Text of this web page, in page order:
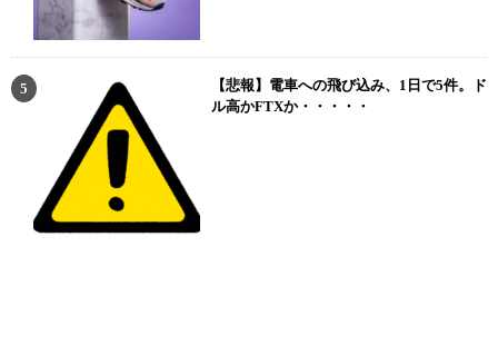
【悲報】電車への飛び込み、1日で5件。ド
ル高かFTXか・・・・・